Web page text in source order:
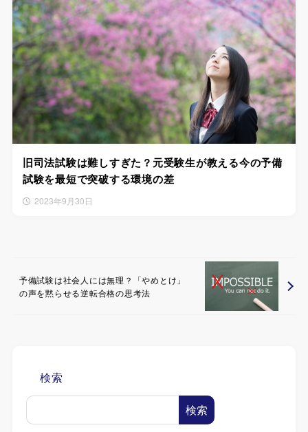
旧司法試験は難しすぎた？元受験生が教える今の予備
試験を最短で突破する環境の差
2023年9月30日
予備試験は社会人には無理？「やめとけ」
の声を黙らせる逆転合格の思考法
検索
検索